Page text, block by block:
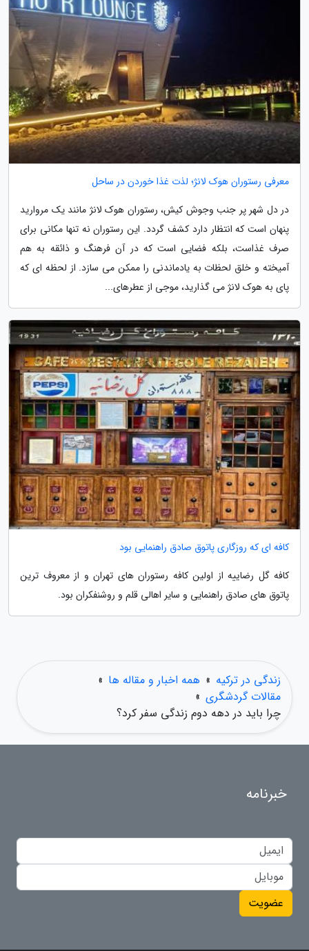
معرفی رستوران هوک لانژ؛ لذت غذا خوردن در ساحل
در دل شهر پر جنب وجوش کیش، رستوران هوک لانژ مانند یک مروارید
پنهان است که انتظار دارد کشف گردد. این رستوران نه تنها مکانی برای
صرف غذاست، بلکه فضایی است که در آن فرهنگ و ذائقه به هم
آمیخته و خلق لحظات به یادماندنی را ممکن می سازد. از لحظه ای که
پای به هوک لانژ می گذارید، موجی از عطرهای...
کافه ای که روزگاری پاتوق صادق راهنمایی بود
کافه گل رضاییه از اولین کافه رستوران های تهران و از معروف ترین
پاتوق های صادق راهنمایی و سایر اهالی قلم و روشنفکران بود.
زندگی در ترکیه » همه اخبار و مقاله ها »
مقالات گردشگری »
چرا باید در دهه دوم زندگی سفر کرد؟
خبرنامه
عضویت